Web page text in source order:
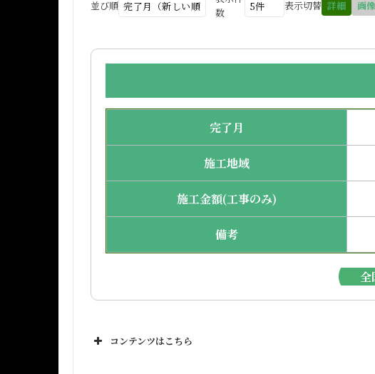
並び順
数
表示切替 詳細 画像
完了月
施工地域
施工金額(工事のみ)
備考
全
コンテンツはこちら